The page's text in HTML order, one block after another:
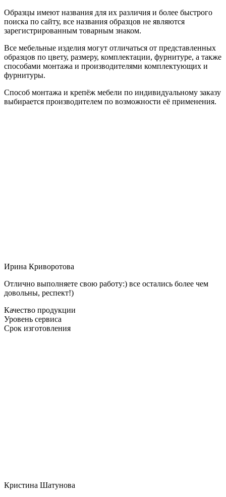
Образцы имеют названия для их различия и более быстрого
поиска по сайту, все названия образцов не являются
зарегистрированным товарным знаком.
Все мебельные изделия могут отличаться от представленных
образцов по цвету, размеру, комплектации, фурнитуре, а также
способами монтажа и производителями комплектующих и
фурнитуры.
Способ монтажа и крепёж мебели по индивидуальному заказу
выбирается производителем по возможности её применения.
Ирина Криворотова
Отлично выполняете свою работу:) все остались более чем
довольны, респект!)
Качество продукции
Уровень сервиса
Срок изготовления
Кристина Шатунова